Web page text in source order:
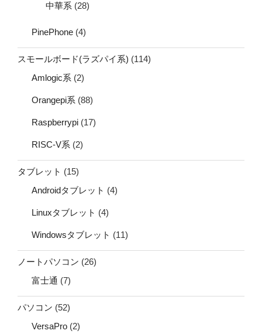
中華系 (28)
PinePhone (4)
スモールボード(ラズパイ系) (114)
Amlogic系 (2)
Orangepi系 (88)
Raspberrypi (17)
RISC-V系 (2)
タブレット (15)
Androidタブレット (4)
Linuxタブレット (4)
Windowsタブレット (11)
ノートパソコン (26)
富士通 (7)
パソコン (52)
VersaPro (2)